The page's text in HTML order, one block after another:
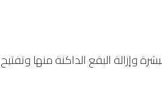
وإزالة البقع الداكنة منها وتفتيح